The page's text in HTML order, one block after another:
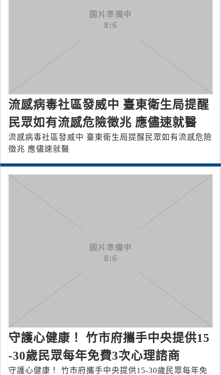
流感病毒社區發威中 臺東衛生局提醒
民眾如有流感危險徵兆 應儘速就醫
流感病毒社區發威中 臺東衛生局提醒民眾如有流感危險
徵兆 應儘速就醫
守護心健康！ 竹市府攜手中央提供15
-30歲民眾每年免費3次心理諮商
守護心健康！ 竹市府攜手中央提供15-30歲民眾每年免